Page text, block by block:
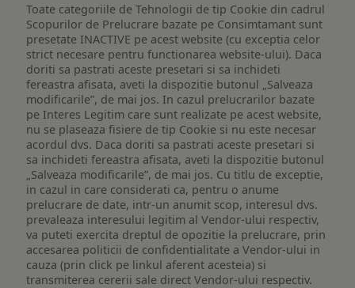
Toate categoriile de Tehnologii de tip Cookie din cadrul
Scopurilor de Prelucrare bazate pe Consimtamant sunt
presetate INACTIVE pe acest website (cu exceptia celor
strict necesare pentru functionarea website-ului). Daca
doriti sa pastrati aceste presetari si sa inchideti
fereastra afisata, aveti la dispozitie butonul „Salveaza
modificarile”, de mai jos. In cazul prelucrarilor bazate
pe Interes Legitim care sunt realizate pe acest website,
nu se plaseaza fisiere de tip Cookie si nu este necesar
acordul dvs. Daca doriti sa pastrati aceste presetari si
sa inchideti fereastra afisata, aveti la dispozitie butonul
„Salveaza modificarile”, de mai jos. Cu titlu de exceptie,
in cazul in care considerati ca, pentru o anume
prelucrare de date, intr-un anumit scop, interesul dvs.
prevaleaza interesului legitim al Vendor-ului respectiv,
va puteti exercita dreptul de opozitie la prelucrare, prin
accesarea politicii de confidentialitate a Vendor-ului in
cauza (prin click pe linkul aferent acesteia) si
transmiterea cererii sale direct Vendor-ului respectiv.